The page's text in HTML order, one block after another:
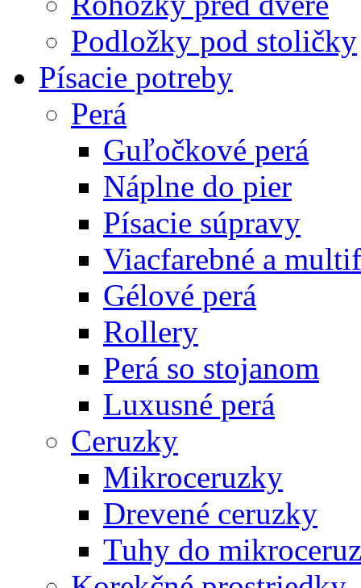
Podložky pod stoličky
Písacie potreby
Perá
Guľočkové perá
Náplne do pier
Písacie súpravy
Viacfarebné a
Gélové perá
Rollery
Perá so stojanom
Luxusné perá
Ceruzky
Mikroceruzky
Drevené ceruzky
Tuhy do